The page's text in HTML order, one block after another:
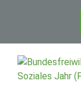
Inhalt
springen